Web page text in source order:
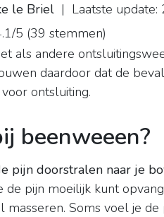
le Briel | Laatste
5 (39 stemmen)
als andere
daardoor dat de
ontsluiting.
beenweeen?
pijn doorstralen naar je
de pijn moeilijk kunt
masseren. Soms voel je